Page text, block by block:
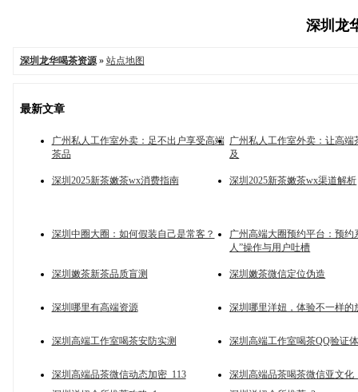
深圳龙
深圳龙华喝茶资源» 站点地图
最新文章
广州私人工作室外卖：足不出户享受高端
茶品
广州私人工作室外卖：让高端
及
深圳2025新茶嫩茶wx消费指南 深圳2025新茶嫩茶wx渠道解析
深圳中圈大圈：如何假装自己是常客？
广州高端大圈预约平台：预约
人”操作与用户吐槽
深圳嫩茶新茶品质盲测 深圳嫩茶微信定位伪造
深圳哪里有高端资源 深圳哪里洋妞，体验不一样的
深圳高端工作室喝茶安防实测 深圳高端工作室喝茶QQ验证
深圳高端品茶微信动态加密_113
深圳高端品茶喝茶微信亚文化